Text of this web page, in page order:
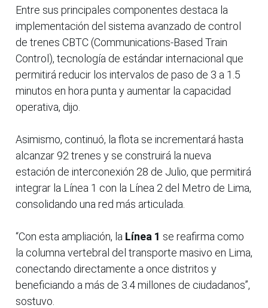
Entre sus principales componentes destaca la
implementación del sistema avanzado de control
de trenes CBTC (Communications-Based Train
Control), tecnología de estándar internacional que
permitirá reducir los intervalos de paso de 3 a 1.5
minutos en hora punta y aumentar la capacidad
operativa, dijo.
Asimismo, continuó, la flota se incrementará hasta
alcanzar 92 trenes y se construirá la nueva
estación de interconexión 28 de Julio, que permitirá
integrar la Línea 1 con la Línea 2 del Metro de Lima,
consolidando una red más articulada.
“Con esta ampliación, la Línea 1 se reafirma como
la columna vertebral del transporte masivo en Lima,
conectando directamente a once distritos y
beneficiando a más de 3.4 millones de ciudadanos”,
sostuvo.